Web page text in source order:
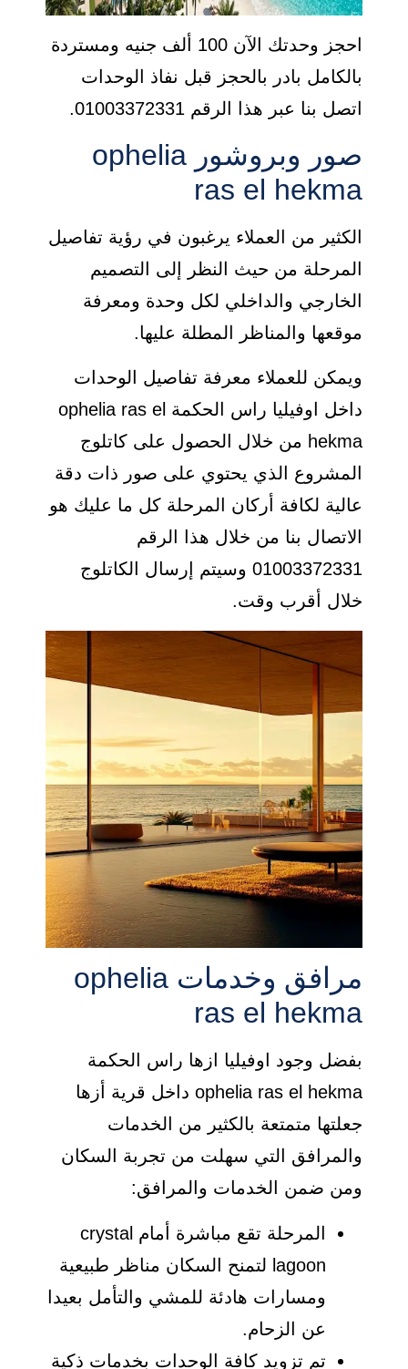
احجز وحدتك الآن 100 ألف جنيه ومستردة
بالكامل بادر بالحجز قبل نفاذ الوحدات
اتصل بنا عبر هذا الرقم 01003372331.
صور وبروشور ophelia
ras el hekma
الكثير من العملاء يرغبون في رؤية تفاصيل
المرحلة من حيث النظر إلى التصميم
الخارجي والداخلي لكل وحدة ومعرفة
موقعها والمناظر المطلة عليها.
ويمكن للعملاء معرفة تفاصيل الوحدات
داخل اوفيليا راس الحكمة ophelia ras el
hekma من خلال الحصول على كاتلوج
المشروع الذي يحتوي على صور ذات دقة
عالية لكافة أركان المرحلة كل ما عليك هو
الاتصال بنا من خلال هذا الرقم
01003372331 وسيتم إرسال الكاتلوج
خلال أقرب وقت.
مرافق وخدمات ophelia
ras el hekma
بفضل وجود اوفيليا ازها راس الحكمة
ophelia ras el hekma داخل قرية أزها
جعلتها متمتعة بالكثير من الخدمات
والمرافق التي سهلت من تجربة السكان
ومن ضمن الخدمات والمرافق:
المرحلة تقع مباشرة أمام crystal
lagoon لتمنح السكان مناظر طبيعية
ومسارات هادئة للمشي والتأمل بعيدا
عن الزحام.
تم تزويد كافة الوحدات بخدمات ذكية